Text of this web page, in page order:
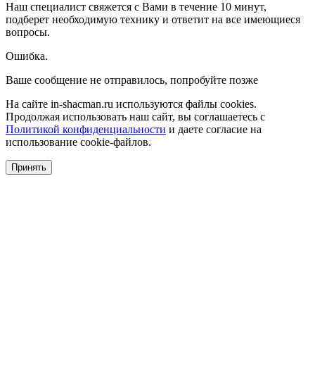
Наш специалист свяжется с Вами в течение 10 минут,
подберет необходимую технику и ответит на все имеющиеся
вопросы.
Ошибка.
Ваше сообщение не отправилось, попробуйте позже
На сайте in-shacman.ru используются файлы cookies.
Продолжая использовать наш сайт, вы соглашаетесь с
Политикой конфиденциальности и даете согласие на
использование cookie-файлов.
Принять